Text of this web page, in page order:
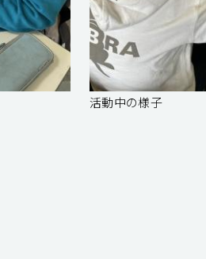
活動中の様子